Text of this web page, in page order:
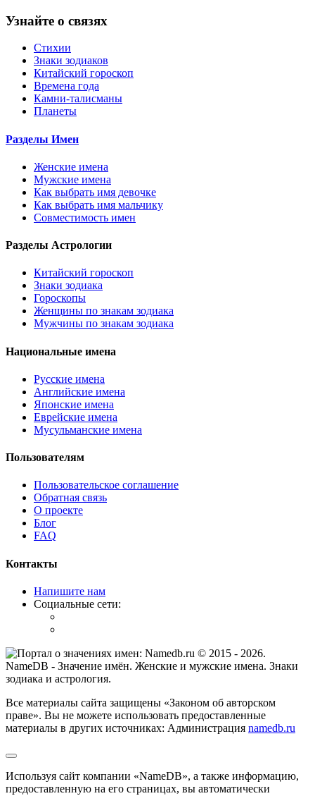
Узнайте о связях
Стихии
Знаки зодиаков
Китайский гороскоп
Времена года
Камни-талисманы
Планеты
Разделы Имен
Женские имена
Мужские имена
Как выбрать имя девочке
Как выбрать имя мальчику
Совместимость имен
Разделы Астрологии
Китайский гороскоп
Знаки зодиака
Гороскопы
Женщины по знакам зодиака
Мужчины по знакам зодиака
Национальные имена
Русские имена
Английские имена
Японские имена
Еврейские имена
Мусульманские имена
Пользователям
Пользовательское соглашение
Обратная связь
О проекте
Блог
FAQ
Контакты
Напишите нам
Социальные сети:
© 2015 - 2026.
NameDB - Значение имён. Женские и мужские имена. Знаки
зодиака и астрология.
Все материалы сайта защищены «Законом об авторском
праве». Вы не можете использовать предоставленные
материалы в других источниках: Администрация namedb.ru
Используя сайт компании «NameDB», а также информацию,
предоставленную на его страницах, вы автоматически